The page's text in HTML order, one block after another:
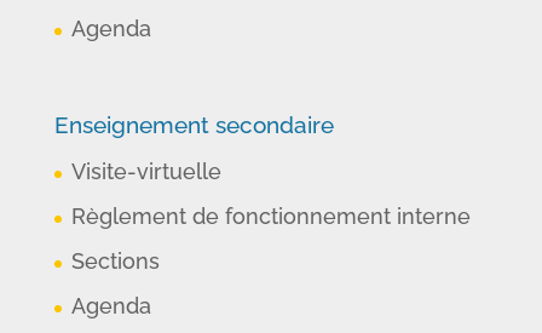
Agenda
Enseignement secondaire
Visite-virtuelle
Règlement de fonctionnement interne
Sections
Agenda